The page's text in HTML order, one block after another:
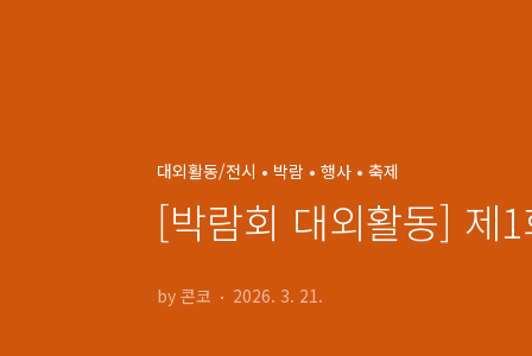
대외활동/전시 • 박람 • 행사 • 축제
[박람회 대외활동] 제
by 콘코 2026. 3. 21.